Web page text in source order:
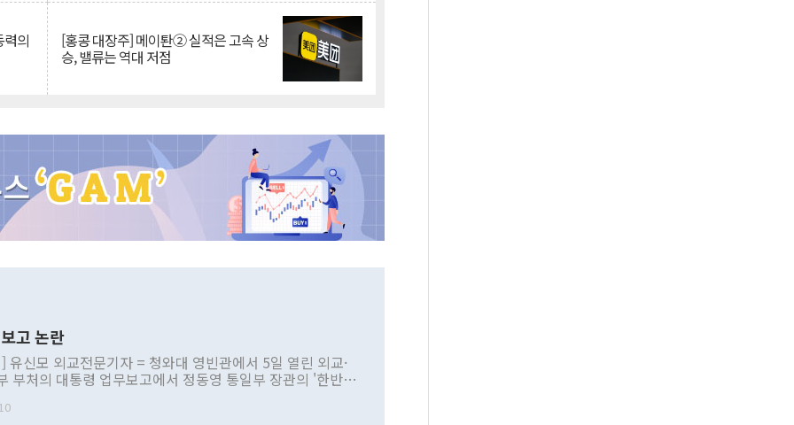
의 [홍콩 대장주] 메이퇀② 실적은 고속 상
승, 밸류는 역대 저점
고 논란
유신모 외교전문기자 = 청와대 영빈관에서 5일 열린 외교·
부처의 대통령 업무보고에서 정동영 통일부 장관의 '한반도
부 내 조율을 거치지 않은 사안을 정책으로 추진하겠다고 공